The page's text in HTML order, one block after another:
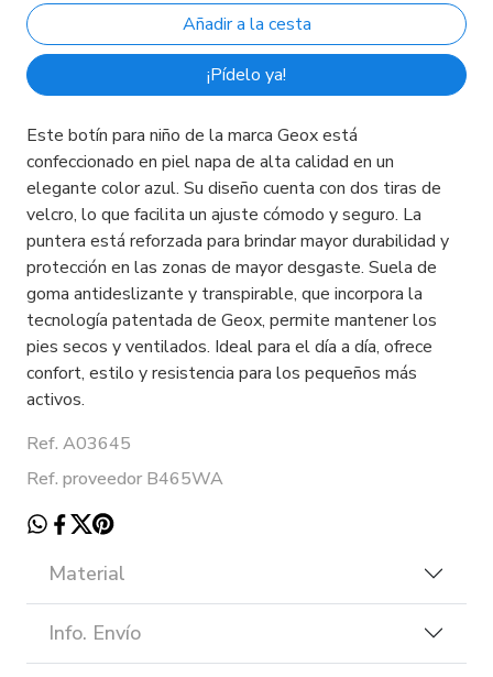
¡Pídelo ya!
Este botín para niño de la marca Geox está
confeccionado en piel napa de alta calidad en un
elegante color azul. Su diseño cuenta con dos tiras de
velcro, lo que facilita un ajuste cómodo y seguro. La
puntera está reforzada para brindar mayor durabilidad y
protección en las zonas de mayor desgaste. Suela de
goma antideslizante y transpirable, que incorpora la
tecnología patentada de Geox, permite mantener los
pies secos y ventilados. Ideal para el día a día, ofrece
confort, estilo y resistencia para los pequeños más
activos.
Ref. A03645
Ref. proveedor B465WA
Material
Info. Envío